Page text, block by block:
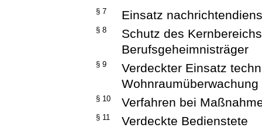
§ 7 Einsatz
§ 8
Schutz des
Berufsgeheimnisträger
§ 9
Verdeckter Einsatz
Wohnraumüberwachung
§ 10 Verfahren bei
§ 11 Verdeckte Bedienstete